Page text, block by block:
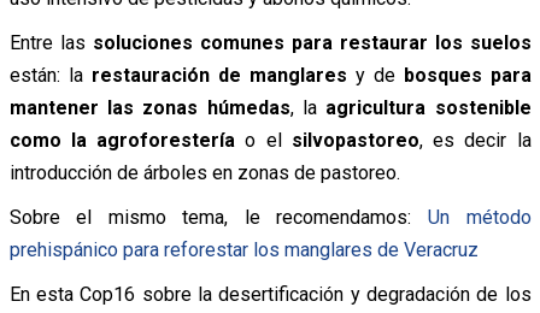
Entre las soluciones comunes para restaurar los suelos
están: la restauración de manglares y de bosques para
mantener las zonas húmedas, la agricultura sostenible
como la agroforestería o el silvopastoreo, es decir la
introducción de árboles en zonas de pastoreo.
Sobre el mismo tema, le recomendamos: Un método
prehispánico para reforestar los manglares de Veracruz
En esta Cop16 sobre la desertificación y degradación de los